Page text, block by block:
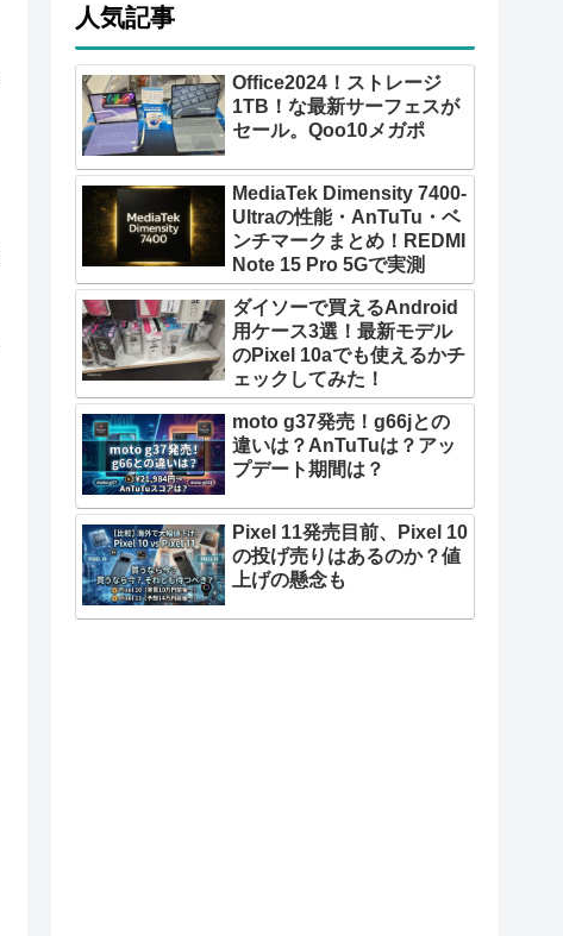
人気記事
Office2024！ストレージ
1TB！な最新サーフェスが
セール。Qoo10メガポ
MediaTek Dimensity 7400-
Ultraの性能・AnTuTu・ベ
ンチマークまとめ！REDMI
Note 15 Pro 5Gで実測
ダイソーで買えるAndroid
用ケース3選！最新モデル
のPixel 10aでも使えるかチ
ェックしてみた！
moto g37発売！g66jとの
違いは？AnTuTuは？アッ
プデート期間は？
Pixel 11発売目前、Pixel 10
の投げ売りはあるのか？値
上げの懸念も